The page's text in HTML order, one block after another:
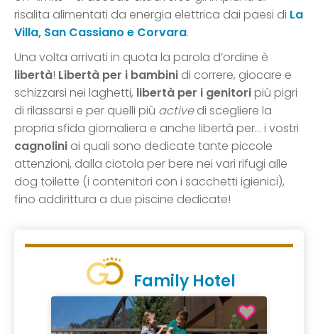
risalita alimentati da energia elettrica dai paesi di La
Villa, San Cassiano e Corvara.
Una volta arrivati in quota la parola d’ordine è
libertà! Libertà per i bambini di correre, giocare e
schizzarsi nei laghetti, libertà per i genitoripiù pigri
di rilassarsi e per quelli più activedi scegliere la
propria sfida giornaliera e anche libertà per… i vostri
cagnolini ai quali sono dedicate tante piccole
attenzioni, dalla ciotola per bere nei vari rifugi alle
dog toilette (i contenitori con i sacchetti igienici),
fino addirittura a due piscine dedicate!
Family Hotel